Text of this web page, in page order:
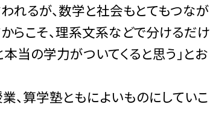
れるが、数学と社会もとてもつなが
らこそ、理系文系などで分けるだけ
当の学力がついてくると思う」とお
、算学塾ともによいものにしていこ